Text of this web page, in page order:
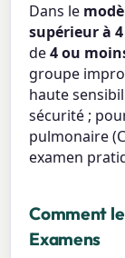
Dans le
supérieur à 4
de4 ou
groupe
haute
sécurité ;
pulmonaire
examen
Comment
Examens